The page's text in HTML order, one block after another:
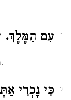
1 עִם הַמֶּלֶךְ.
2 כִּי נָכְרִי